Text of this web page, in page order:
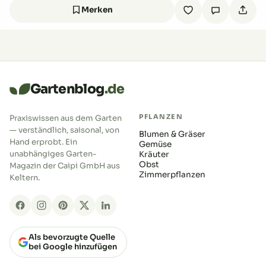
Merken
Gartenblog.de
Praxiswissen aus dem Garten
— verständlich, saisonal, von
Hand erprobt. Ein
unabhängiges Garten-
Magazin der Caipi GmbH aus
Keltern.
Als bevorzugte Quelle
bei Google hinzufügen
PFLANZEN
Blumen & Gräser
Gemüse
Kräuter
Obst
Zimmerpflanzen